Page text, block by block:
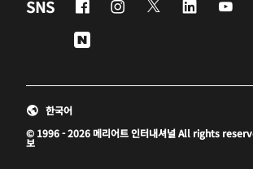
SNS FacebookInstagram
Twitter Linkedin
Naver
© 1996 - 2026 메리어트 인터내셔널 All rights
보
한국어